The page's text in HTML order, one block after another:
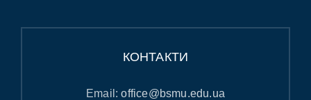
КОНТАКТИ
Email:office@bsmu.edu.ua